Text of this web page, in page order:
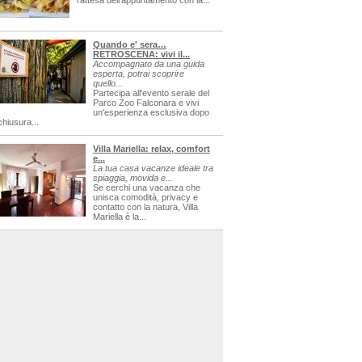
Quando e' sera…
RETROSCENA: vivi il...
Accompagnato da una guida
esperta, potrai scoprire
quello...
Partecipa all'evento serale del
Parco Zoo Falconara e vivi
un'esperienza esclusiva dopo
Villa Mariella: relax, comfort
e...
La tua casa vacanze ideale tra
spiaggia, movida e...
Se cerchi una vacanza che
unisca comodità, privacy e
contatto con la natura, Villa
Mariella è la...